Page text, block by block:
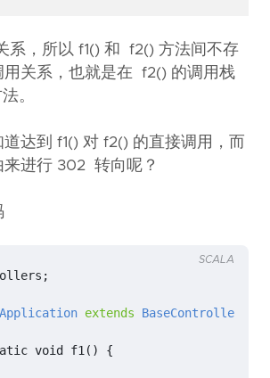
系，所以 f1() 和 f2() 方法间不存
用关系，也就是在 f2() 的调用栈
。
达到 f1() 对 f2() 的直接调用，而
来进行 302 转向呢？
;
Application extends BaseController
void f1()
{
SCALA